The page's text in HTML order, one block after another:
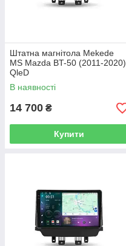
Штатна магнітола Mekede
MS Mazda BT-50 (2011-2020)
QleD
В наявності
14 700 ₴
Купити